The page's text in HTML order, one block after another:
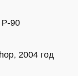
90
2004 год